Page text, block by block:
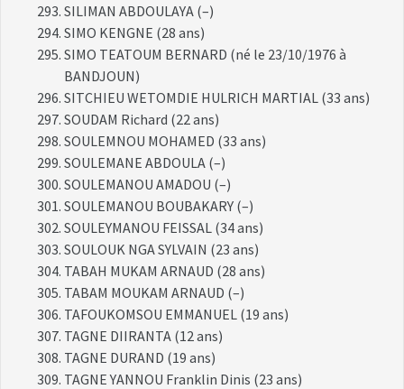
SILIMAN ABDOULAYA (–)
SIMO KENGNE (28 ans)
SIMO TEATOUM BERNARD (né le 23/10/1976 à
BANDJOUN)
SITCHIEU WETOMDIE HULRICH MARTIAL (33 ans)
SOUDAM Richard (22 ans)
SOULEMNOU MOHAMED (33 ans)
SOULEMANE ABDOULA (–)
SOULEMANOU AMADOU (–)
SOULEMANOU BOUBAKARY (–)
SOULEYMANOU FEISSAL (34 ans)
SOULOUK NGA SYLVAIN (23 ans)
TABAH MUKAM ARNAUD (28 ans)
TABAM MOUKAM ARNAUD (–)
TAFOUKOMSOU EMMANUEL (19 ans)
TAGNE DIIRANTA (12 ans)
TAGNE DURAND (19 ans)
TAGNE YANNOU Franklin Dinis (23 ans)